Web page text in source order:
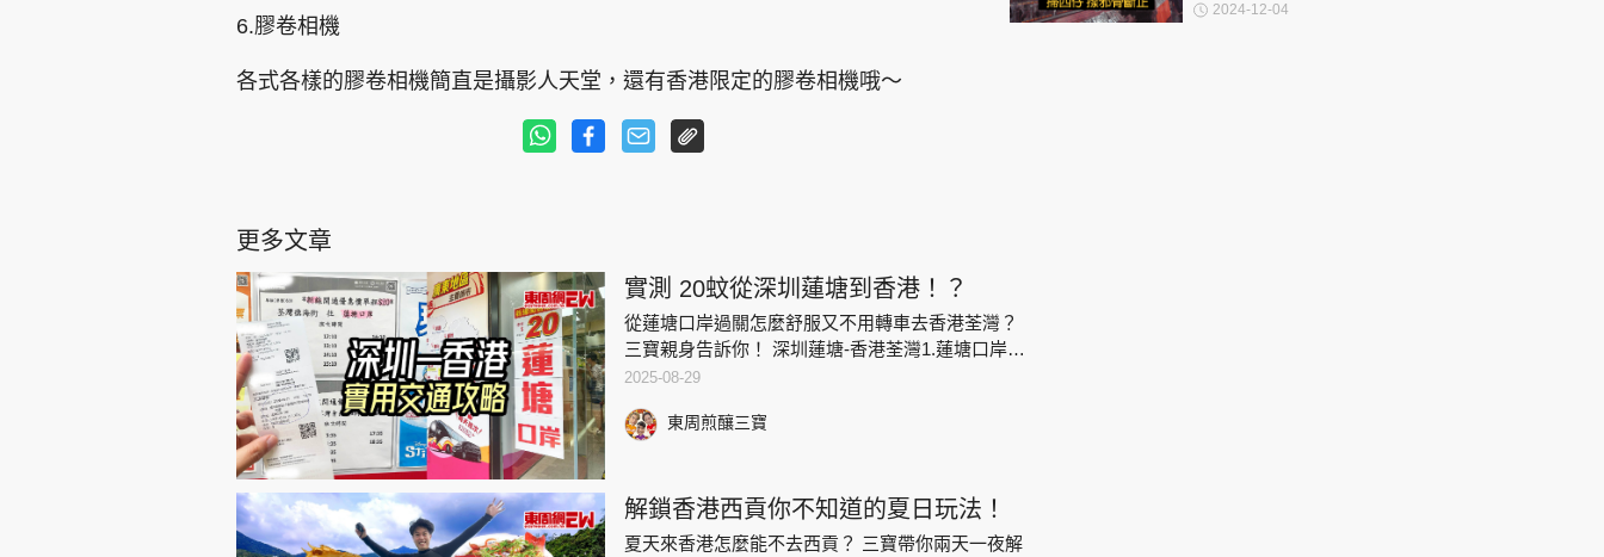
6.膠卷相機
各式各樣的膠卷相機簡直是攝影人天堂，還有香港限定的膠卷相機哦～
2024-12-04
更多文章
實測 20蚊從深圳蓮塘到香港！？
從蓮塘口岸過關怎麼舒服又不用轉車去香港荃灣？
三寶親身告訴你！ ️深圳蓮塘-香港荃灣1.蓮塘口岸下
一樓見到跨境巴士上落客區2. 找到5號前往荃灣站臺
以）4
2025-08-29
東周煎釀三寶
解鎖香港西貢你不知道的夏日玩法！
夏天來香港怎麼能不去西貢？ 三寶帶你兩天一夜解